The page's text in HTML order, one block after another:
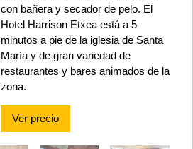
con bañera y secador de pelo. El
Hotel Harrison Etxea está a 5
minutos a pie de la iglesia de Santa
María y de gran variedad de
restaurantes y bares animados de la
zona.
Ver precio